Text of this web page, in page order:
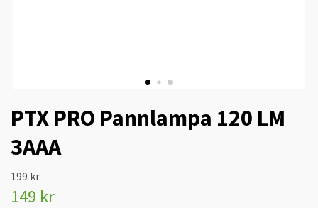
PTX PRO Pannlampa 120 LM
3AAA
199 kr
149 kr